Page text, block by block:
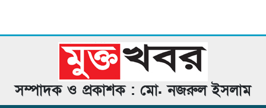
সম্পাদক ও প্রকাশক : মো. নজরুল ইসলাম